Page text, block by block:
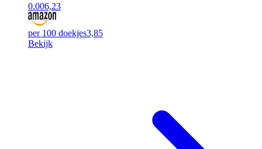
0.006,23
per 100 doekjes3,85
Bekijk